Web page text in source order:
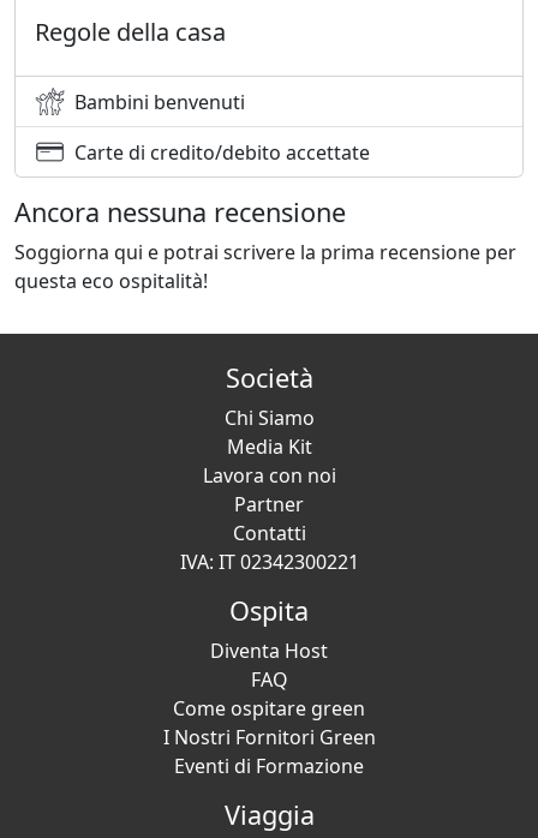
Regole della casa
Bambini benvenuti
Carte di credito/debito accettate
Ancora nessuna recensione
Soggiorna qui e potrai scrivere la prima recensione per
questa eco ospitalità!
Società
Chi Siamo
Media Kit
Lavora con noi
Partner
Contatti
IVA: IT 02342300221
Ospita
Diventa Host
FAQ
Come ospitare green
I Nostri Fornitori Green
Eventi di Formazione
Viaggia